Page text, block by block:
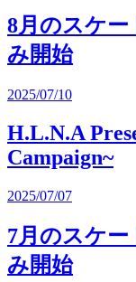
8月のスケ
み開始
2025/07/10
H.L.N.A
Campaign~
2025/07/07
7月のスケ
み開始